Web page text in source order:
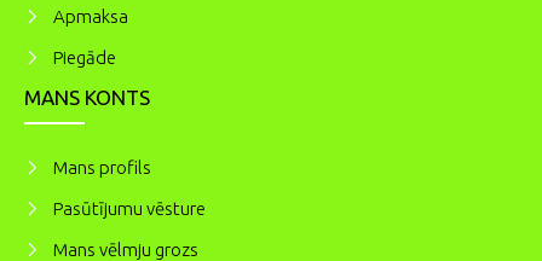
Apmaksa
Piegāde
MANS KONTS
Mans profils
Pasūtījumu vēsture
Mans vēlmju grozs